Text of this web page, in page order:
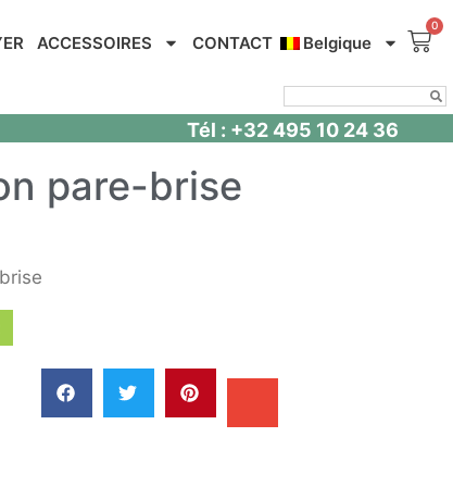
ACCESSOIRES CONTACT Belgique
Tél : +32 495 10 24 36
pare-brise